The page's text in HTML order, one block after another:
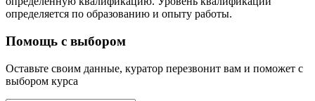
определяется по образованию и опыту работы.
Помощь с выбором
Оставьте своим данные, куратор перезвонит вам и поможет с
выбором курса